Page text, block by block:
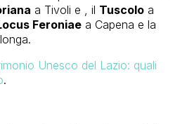
a Tivoli e , il Tuscolo a
Feroniae a Capena e la
Unesco del Lazio: quali
.